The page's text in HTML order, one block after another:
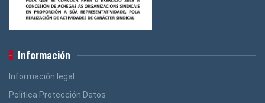
Información
Información legal
Política Protección Datos